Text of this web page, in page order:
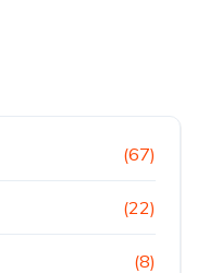
(67)
(22)
(8)